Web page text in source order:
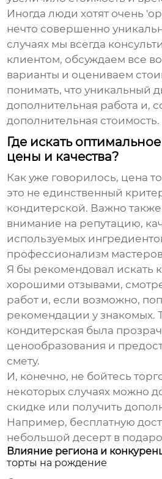
Иногда люди хотят очень
нечто совершенно
случаях мы всегда
клиентом, обсуждаем все
варианты и оцениваем
понимать, что уникальный
дополнительная работа и,
дополнительная стоимость.
Где искать
цены и качества?
Как уже говорилось, цена
это не единственный
кондитерской. Важно
внимание на репутацию,
используемых
профессионализм
Я бы рекомендовал искать
хорошими отзывами,
работ и, если возможно,
рекомендации у знакомых.
кондитерская была
ценообразования и
смету.
И, конечно, не бойтесь
некоторых случаях можно
скидке или получить
Например, бесплатную
небольшой десерт в
Влияние региона и
торты на рождение